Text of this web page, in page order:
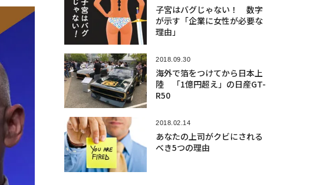
子宮はバグじゃない！ 数字
が示す「企業に女性が必要な
理由」
2018.09.30
海外で箔をつけてから日本上
陸 「1億円超え」の日産GT-
R50
2018.02.14
あなたの上司がクビにされる
べき5つの理由